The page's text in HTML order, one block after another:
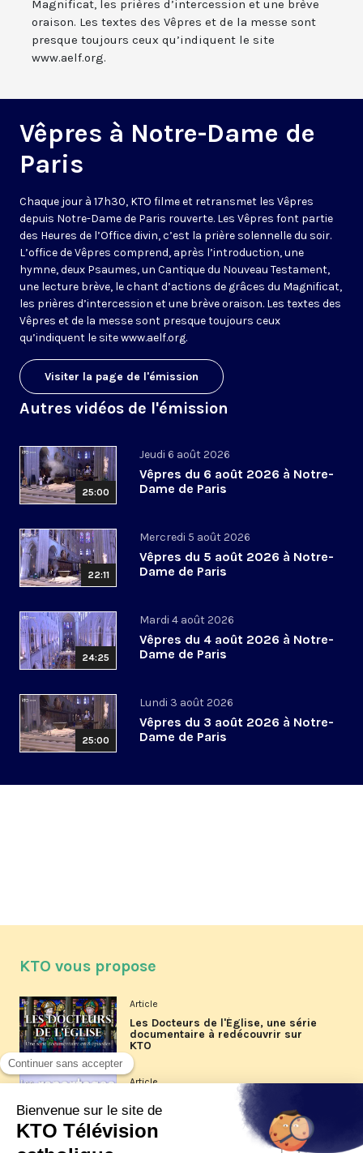
Magnificat, les prières d’intercession et une brève
oraison. Les textes des Vêpres et de la messe sont
presque toujours ceux qu’indiquent le site
www.aelf.org.
Vêpres à Notre-Dame de
Paris
Chaque jour à 17h30, KTO filme et retransmet les Vêpres
depuis Notre-Dame de Paris rouverte. Les Vêpres font partie
des Heures de l’Office divin, c’est la prière solennelle du soir.
L’office de Vêpres comprend, après l’introduction, une
hymne, deux Psaumes, un Cantique du Nouveau Testament,
une lecture brève, le chant d’actions de grâces du Magnificat,
les prières d’intercession et une brève oraison. Les textes des
Vêpres et de la messe sont presque toujours ceux
qu’indiquent le sitewww.aelf.org.
Visiter la page de l'émission
Autres vidéos de l'émission
25:00
Jeudi 6 août 2026
Vêpres du 6 août 2026 à Notre-
Dame de Paris
22:11
Mercredi 5 août 2026
Vêpres du 5 août 2026 à Notre-
Dame de Paris
24:25
Mardi 4 août 2026
Vêpres du 4 août 2026 à Notre-
Dame de Paris
25:00
Lundi 3 août 2026
Vêpres du 3 août 2026 à Notre-
Dame de Paris
KTO vous propose
Article
Les Docteurs de l'Église, une série
documentaire à redécouvrir sur
KTO
Article
Les reportages d'été 2026 de KTO